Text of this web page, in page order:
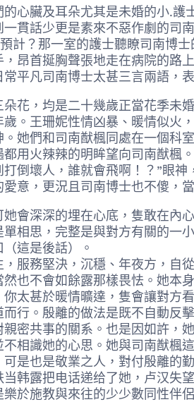
臟及耳朵尤其是未婚的小.護
貫話少更是素來不惡作劇的司
計？那一室的護士聽瞭司南博
昂首挻胸聲張地走在病院的
平凡司南博士太甚三言兩語，
，均是二十幾歲正當花季未
。王珊妮性情凶暴、暖情似
她們和司南猷楓同處在一個
用火辣辣的明眸望向司南猷楓
倒壞人，誰就會飛啊！？”眼
意，更況且司南博士也不傻，
深深的埋在心底，隻敢在內
相思，完整是與對方有關的
這是後話）。
務堅決，沉穩、年夜方，自
也不會如餘露那樣畏怯。她本
太甚於暖情曠達，隻會讓對方
行。殷離的做法是既不自動
密共事的關系。也是因如許，
相識她的心思。她與司南猷
是也是敬業之人，對付殷離
韩露把电话递给了她，卢汉
於施教與來往的少少數同性伴